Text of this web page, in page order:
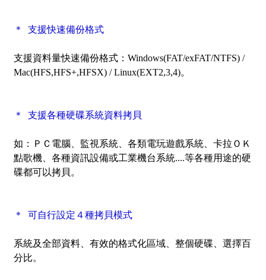
＊ 支援快速備份格式
支援資料量快速備份格式：Windows(FAT/exFAT/NTFS) /
Mac(HFS,HFS+,HFSX) / Linux(EXT2,3,4)。
＊ 支援各種硬碟系統資料拷貝
如：ＰＣ電腦、監視系統、各類電玩遊戲系統、卡拉ＯＫ
點歌機、各種資訊設備或工業機台系統....等各種用途的硬
碟都可以拷貝。
＊ 可自行設定４種拷貝模式
系統及全部資料、有效的格式化區域、整個硬碟、選擇百
分比。